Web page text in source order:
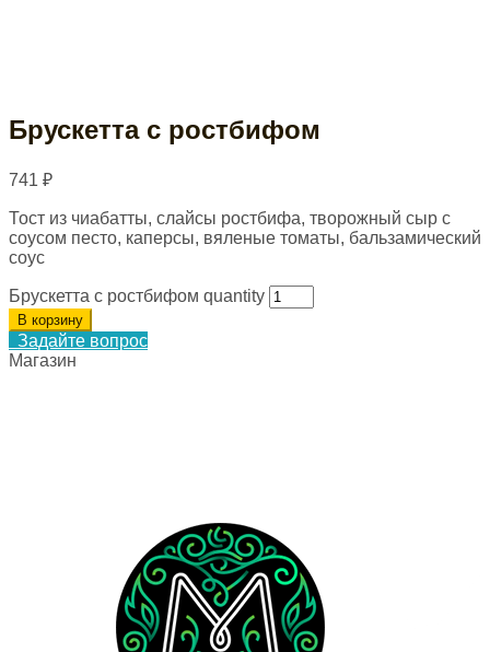
Брускетта с ростбифом
741 ₽
Тост из чиабатты, слайсы ростбифа, творожный сыр с
соусом песто, каперсы, вяленые томаты, бальзамический
соус
Брускетта с ростбифом quantity
В корзину
Задайте вопрос
Магазин